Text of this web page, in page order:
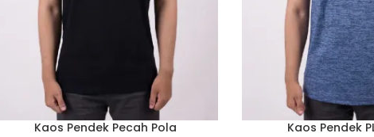
Kaos Pendek Pecah Pola Kaos Pendek